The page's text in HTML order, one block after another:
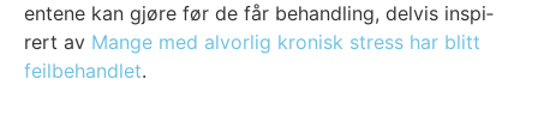
en­te­ne kan gjø­re før de får behand­ling, del­vis inspi­
rert av Man­ge med alvor­lig kro­nisk stress har blitt
feil­be­hand­let.